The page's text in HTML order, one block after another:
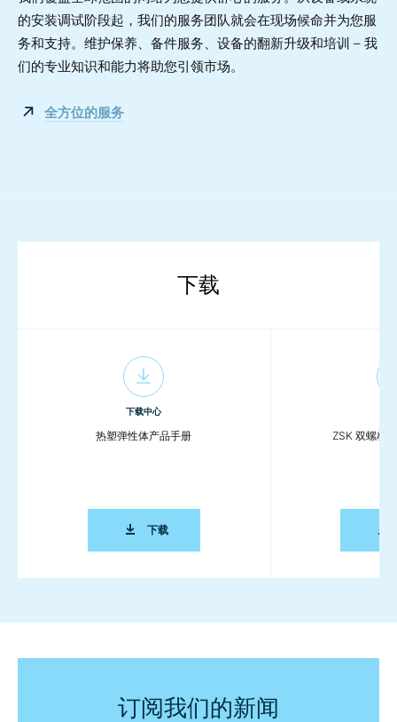
的安装调试阶段起，我们的服务团队就会在现场候命并为您服
务和支持。维护保养、备件服务、设备的翻新升级和培训 – 我
们的专业知识和能力将助您引领市场。
全方位的服务
下载
下载中心
热塑弹性体产品手册
下载热塑弹性体产品手册
ZSK 双螺杆
订阅我们的新闻